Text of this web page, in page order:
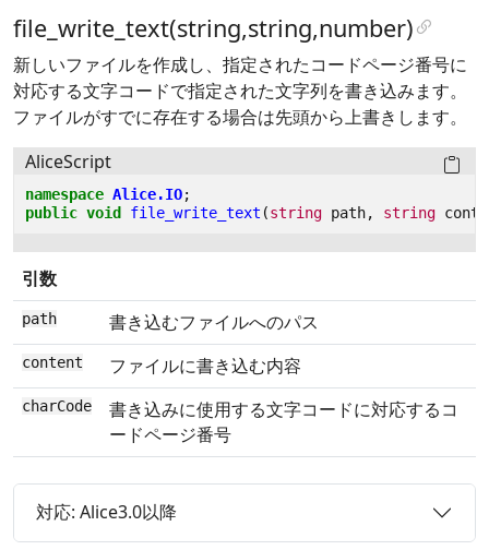
file_write_text(string,string,number)
新しいファイルを作成し、指定されたコードページ番号に
対応する文字コードで指定された文字列を書き込みます。
ファイルがすでに存在する場合は先頭から上書きします。
AliceScript
namespace Alice.IO;
public void file_write_text (string path, string
引数
path 書き込むファイルへのパス
content ファイルに書き込む内容
charCode
書き込みに使用する文字コードに対応するコ
ードページ番号
対応: Alice3.0以降